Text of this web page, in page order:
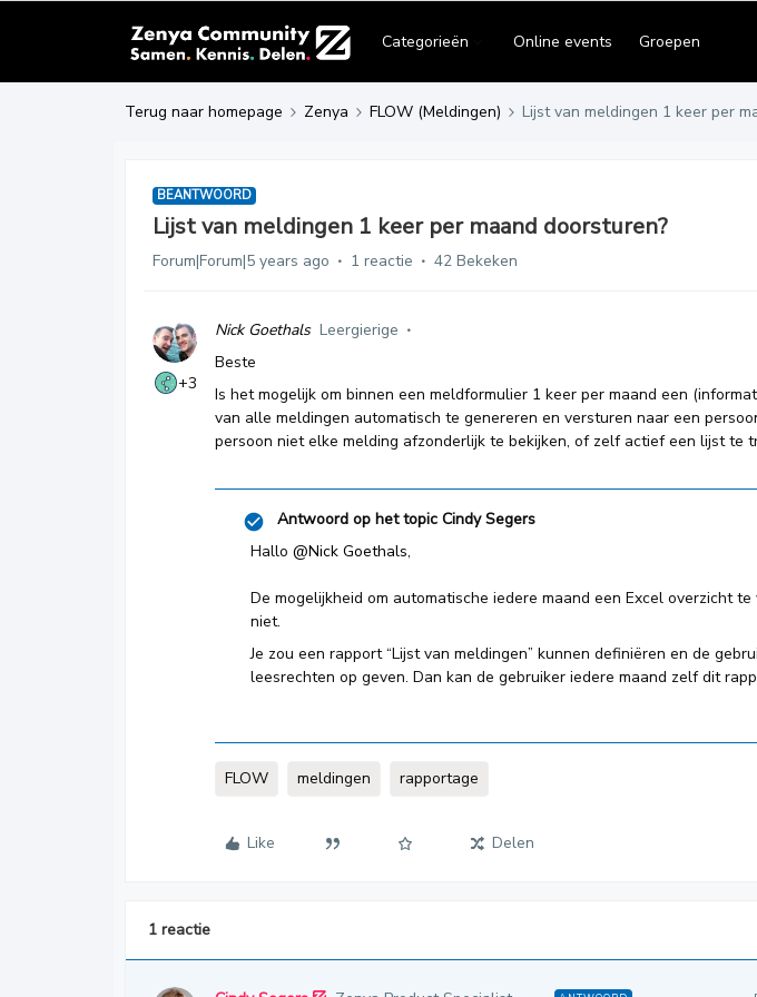
Categorieën Online events Groepen
Terug naar homepage Zenya FLOW (Meldingen) Lijst van meldingen 1 keer per
BEANTWOORD
Lijst van meldingen 1 keer per maand doorsturen?
Forum|Forum|5 years ago 1 reactie 42 Bekeken
+3
Nick Goethals Leergierige
Beste
Is het mogelijk om binnen een meldformulier 1 keer per maand een
van alle meldingen automatisch te genereren en versturen naar een
persoon niet elke melding afzonderlijk te bekijken, of zelf actief een lijst te
Antwoord op het topic Cindy Segers
Hallo @Nick Goethals,
De mogelijkheid om automatische iedere maand een Excel overzicht
niet.
Je zou een rapport “Lijst van meldingen” kunnen definiëren en de
leesrechten op geven. Dan kan de gebruiker iedere maand zelf dit
FLOW meldingen rapportage
Like Delen
1 reactie